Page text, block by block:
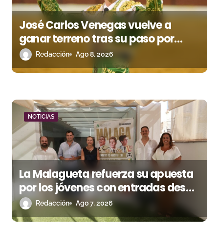
José Carlos Venegas vuelve a
ganar terreno tras su paso por
Madrid
Redacción Ago 8, 2026
NOTICIAS
La Malagueta refuerza su apuesta
por los jóvenes con entradas desde
un euro
Redacción Ago 7, 2026